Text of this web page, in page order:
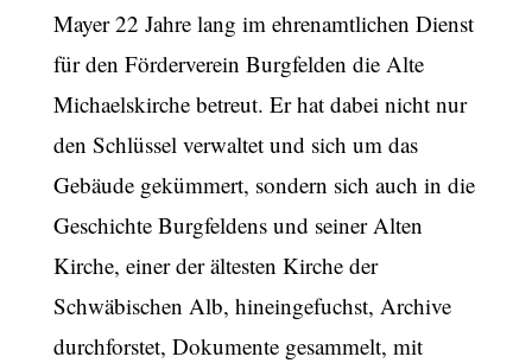
Mayer 22 Jahre lang im ehrenamtlichen Dienst
für den Förderverein Burgfelden die Alte
Michaelskirche betreut. Er hat dabei nicht nur
den Schlüssel verwaltet und sich um das
Gebäude gekümmert, sondern sich auch in die
Geschichte Burgfeldens und seiner Alten
Kirche, einer der ältesten Kirche der
Schwäbischen Alb, hineingefuchst, Archive
durchforstet, Dokumente gesammelt, mit